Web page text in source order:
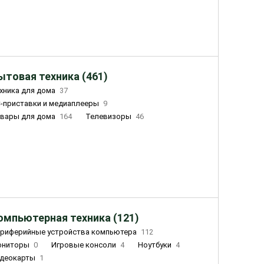
техника (461)
для дома 37
приставки и медиаплееры
9
для дома 164 Телевизоры 46
техника (121)
устройства компьютера 112
0 Игровые консоли 4 Ноутбуки 4
1